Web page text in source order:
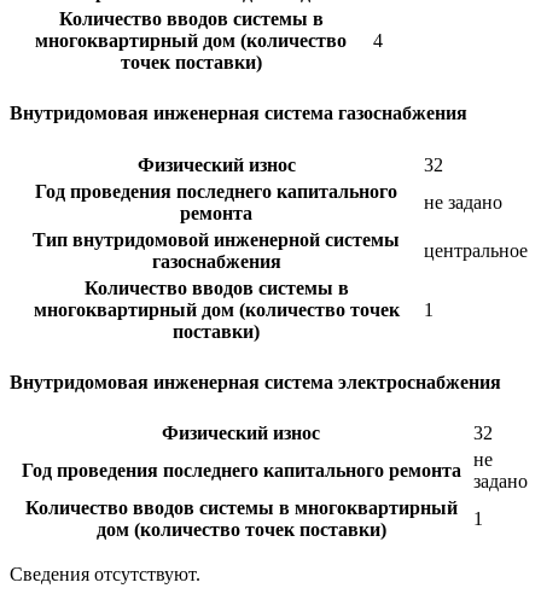
Количество вводов системы в
многоквартирный дом (количество
точек поставки)
4
Внутридомовая инженерная система газоснабжения
Физический износ
32
Год проведения последнего капитального
ремонта
не задано
Тип внутридомовой инженерной системы
газоснабжения
центральное
Количество вводов системы в
многоквартирный дом (количество точек
поставки)
1
Внутридомовая инженерная система электроснабжения
Физический износ
32
Год проведения последнего капитального ремонта
не
задано
Количество вводов системы в многоквартирный
дом (количество точек поставки)
1
Сведения отсутствуют.